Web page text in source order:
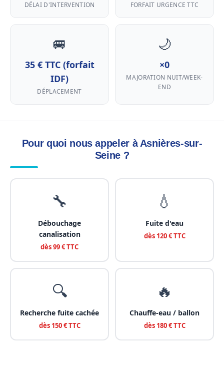
DÉLAI D'INTERVENTION FORFAIT URGENCE TTC
🚐
35 € TTC (forfait
IDF)
DÉPLACEMENT
🌙
×0
MAJORATION NUIT/WEEK-
END
Pour quoi nous appeler à Asnières-sur-
Seine ?
🔧
Débouchage
canalisation
dès 99 € TTC
💧
Fuite d'eau
dès 120 € TTC
🔍
Recherche fuite cachée
dès 150 € TTC
🔥
Chauffe-eau / ballon
dès 180 € TTC